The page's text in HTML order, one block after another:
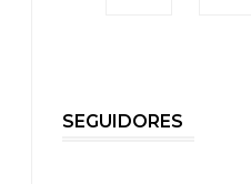
SEGUIDORES